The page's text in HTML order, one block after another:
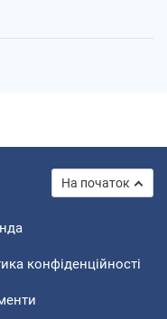
На початок
конфіденційності